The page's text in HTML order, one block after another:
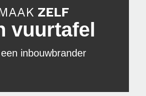
ZELF
vuurtafel
inbouwbrander